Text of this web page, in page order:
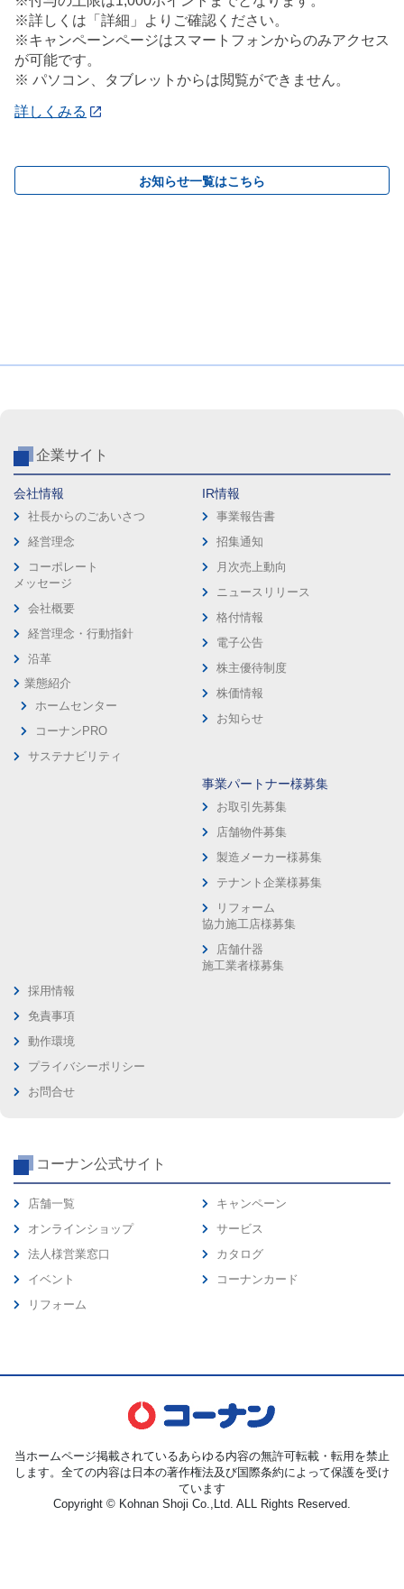
※詳しくは「詳細」よりご確認ください。
※キャンペーンページはスマートフォンからのみアクセス
が可能です。
※ パソコン、タブレットからは閲覧ができません。
詳しくみる
お知らせ一覧はこちら
企業サイト
会社情報
社長からのごあいさつ
経営理念
コーポレート
メッセージ
会社概要
経営理念・行動指針
沿革
業態紹介
ホームセンター
コーナンPRO
サステナビリティ
IR情報
事業報告書
招集通知
月次売上動向
ニュースリリース
格付情報
電子公告
株主優待制度
株価情報
お知らせ
事業パートナー様募集
お取引先募集
店舗物件募集
製造メーカー様募集
テナント企業様募集
リフォーム
協力施工店様募集
店舗什器
施工業者様募集
採用情報
免責事項
動作環境
プライバシーポリシー
お問合せ
コーナン公式サイト
店舗一覧
オンラインショップ
法人様営業窓口
イベント
リフォーム
キャンペーン
サービス
カタログ
コーナンカード
当ホームページ掲載されているあらゆる内容の無許可転載・転用を禁止
します。全ての内容は日本の著作権法及び国際条約によって保護を受け
ています
Copyright © Kohnan Shoji Co.,Ltd. ALL Rights Reserved.